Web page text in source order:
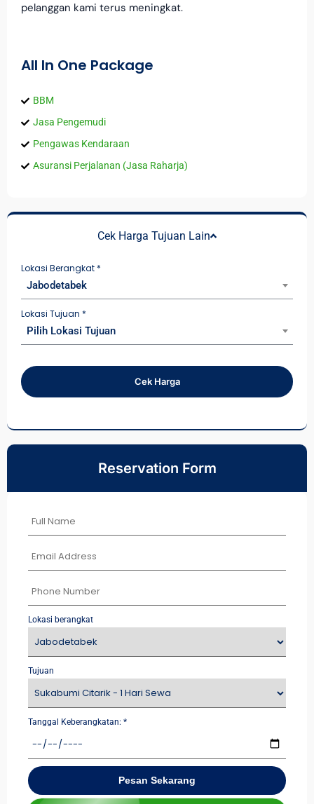
pelanggan kami terus meningkat.
All In One Package
BBM
Jasa Pengemudi
Pengawas Kendaraan
Asuransi Perjalanan (Jasa Raharja)
Cek Harga Tujuan Lain
Lokasi Berangkat *
Jabodetabek
Lokasi Tujuan *
Pilih Lokasi Tujuan
Cek Harga
Reservation Form
Lokasi berangkat
Tujuan
Tanggal Keberangkatan: *
Pesan Sekarang